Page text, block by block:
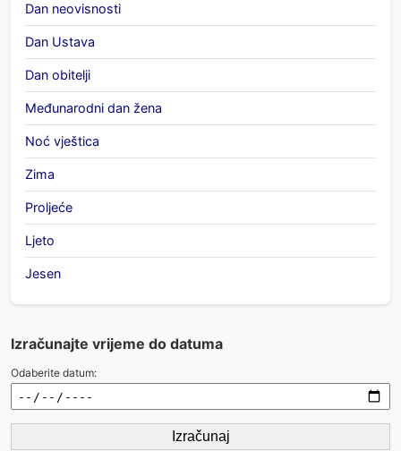
Dan neovisnosti
Dan Ustava
Dan obitelji
Međunarodni dan žena
Noć vještica
Zima
Proljeće
Ljeto
Jesen
Izračunajte vrijeme do datuma
Odaberite datum:
Izračunaj